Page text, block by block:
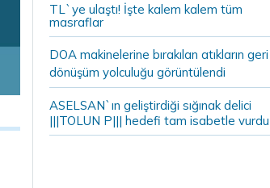
TL`ye ulaştı! İşte kalem kalem tüm
masraflar
DOA makinelerine bırakılan atıkların geri
dönüşüm yolculuğu görüntülendi
ASELSAN`ın geliştirdiği sığınak delici
|||TOLUN P||| hedefi tam isabetle vurdu